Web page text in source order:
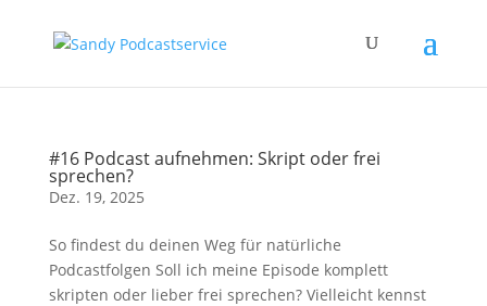
#16 Podcast aufnehmen: Skript oder frei
sprechen?
Dez. 19, 2025
So findest du deinen Weg für natürliche
Podcastfolgen Soll ich meine Episode komplett
skripten oder lieber frei sprechen? Vielleicht kennst